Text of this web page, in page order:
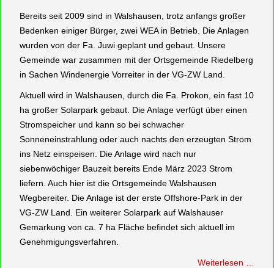
Bereits seit 2009 sind in Walshausen, trotz anfangs großer
Bedenken einiger Bürger, zwei WEA in Betrieb. Die Anlagen
wurden von der Fa. Juwi geplant und gebaut. Unsere
Gemeinde war zusammen mit der Ortsgemeinde Riedelberg
in Sachen Windenergie Vorreiter in der VG-ZW Land.
Aktuell wird in Walshausen, durch die Fa. Prokon, ein fast 10
ha großer Solarpark gebaut. Die Anlage verfügt über einen
Stromspeicher und kann so bei schwacher
Sonneneinstrahlung oder auch nachts den erzeugten Strom
ins Netz einspeisen. Die Anlage wird nach nur
siebenwöchiger Bauzeit bereits Ende März 2023 Strom
liefern. Auch hier ist die Ortsgemeinde Walshausen
Wegbereiter. Die Anlage ist der erste Offshore-Park in der
VG-ZW Land. Ein weiterer Solarpark auf Walshauser
Gemarkung von ca. 7 ha Fläche befindet sich aktuell im
Genehmigungsverfahren.
Weiterlesen …